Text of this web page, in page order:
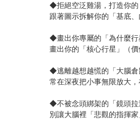
◆拒絕空泛雞湯，打造你的
跟著圖示拆解你的「基底
◆畫出你專屬的「為什麼行
畫出你的「核心行星」（
◆逃離越想越慌的「大腦倉
常在深夜把小事無限放大
◆不被念頭綁架的「鏡頭拉
別讓大腦裡「悲觀的指揮